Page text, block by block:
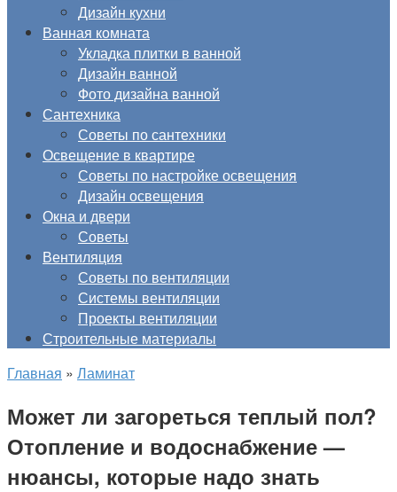
Дизайн кухни
Ванная комната
Укладка плитки в ванной
Дизайн ванной
Фото дизайна ванной
Сантехника
Советы по сантехники
Освещение в квартире
Советы по настройке освещения
Дизайн освещения
Окна и двери
Советы
Вентиляция
Советы по вентиляции
Системы вентиляции
Проекты вентиляции
Строительные материалы
Главная » Ламинат
Может ли загореться теплый пол?
Отопление и водоснабжение —
нюансы, которые надо знать